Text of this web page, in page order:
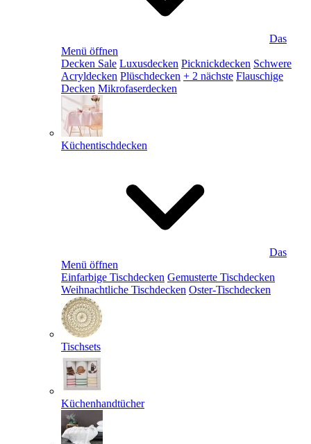
Das
Menü öffnen
Decken Sale Luxusdecken Picknickdecken Schwere
Acryldecken Plüschdecken + 2 nächste Flauschige
Decken Mikrofaserdecken
Küchentischdecken
Das
Menü öffnen
Einfarbige Tischdecken Gemusterte Tischdecken
Weihnachtliche Tischdecken Oster-Tischdecken
Tischsets
Küchenhandtücher